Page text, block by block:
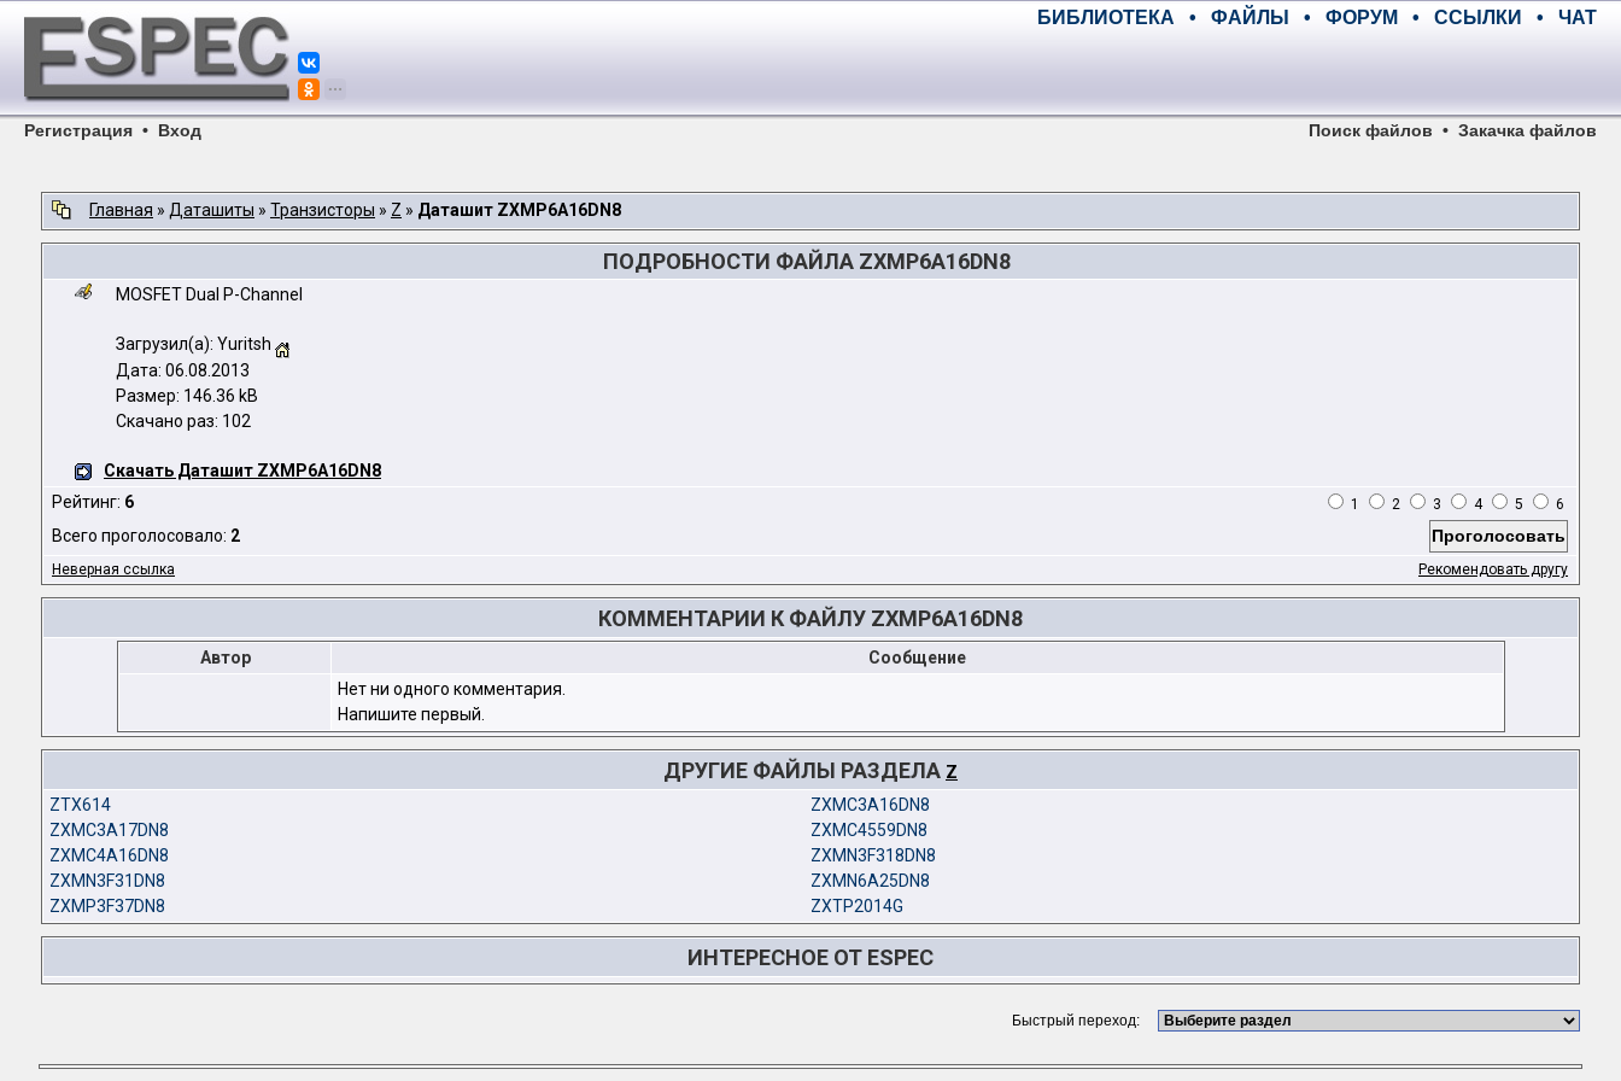
БИБЛИОТЕКА • ФАЙЛЫ • ФОРУМ • ССЫЛКИ • ЧАТ
Регистрация • Вход Поиск файлов • Закачка файлов
Главная » Даташиты » Транзисторы » Z » Даташит ZXMP6A16DN8
ПОДРОБНОСТИ ФАЙЛА ZXMP6A16DN8
MOSFET Dual P-Channel
Загрузил(а): Yuritsh
Дата: 06.08.2013
Размер: 146.36 kB
Скачано раз: 102
Скачать Даташит ZXMP6A16DN8
Рейтинг: 6 1 2 3 4 5 6
Всего проголосовало: 2
Неверная ссылка Рекомендовать другу
КОММЕНТАРИИ К ФАЙЛУ ZXMP6A16DN8
Автор
Сообщение
Нет ни одного комментария.
Напишите первый.
ДРУГИЕ ФАЙЛЫ РАЗДЕЛА Z
ZTX614
ZXMC3A16DN8
ZXMC3A17DN8
ZXMC4559DN8
ZXMC4A16DN8
ZXMN3F318DN8
ZXMN3F31DN8
ZXMN6A25DN8
ZXMP3F37DN8
ZXTP2014G
ИНТЕРЕСНОЕ ОТ ESPEC
Быстрый переход: